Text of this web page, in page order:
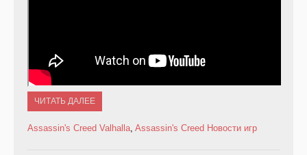
ЧИТАТЬ ДАЛЕЕ
Assassin's Creed Valhalla, Assassin's Creed Новости игр